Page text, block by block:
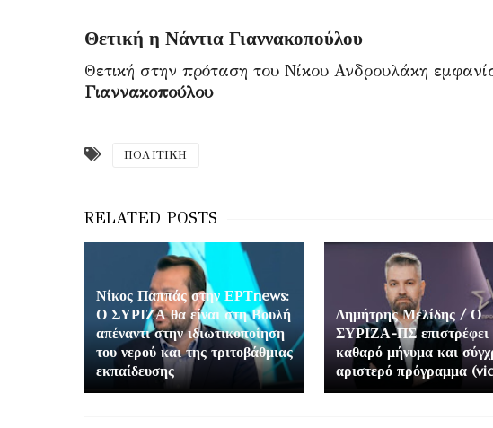
Θετική η Νάντια Γιαννακοπούλου
Θετική στην πρόταση του Νίκου Ανδρουλάκη
Γιαννακοπούλου
ΠΟΛΙΤΙΚΗ
Νίκος Παππάς στην ΕΡΤnews:
Ο ΣΥΡΙΖΑ θα είναι στη Βουλή
απέναντι στην ιδιωτικοποίηση
του νερού και της τριτοβάθμιας
εκπαίδευσης
Δημήτρης Μελίδης / Ο
ΣΥΡΙΖΑ-ΠΣ επιστρέφει
καθαρό μήνυμα και
αριστερό πρόγραμμα